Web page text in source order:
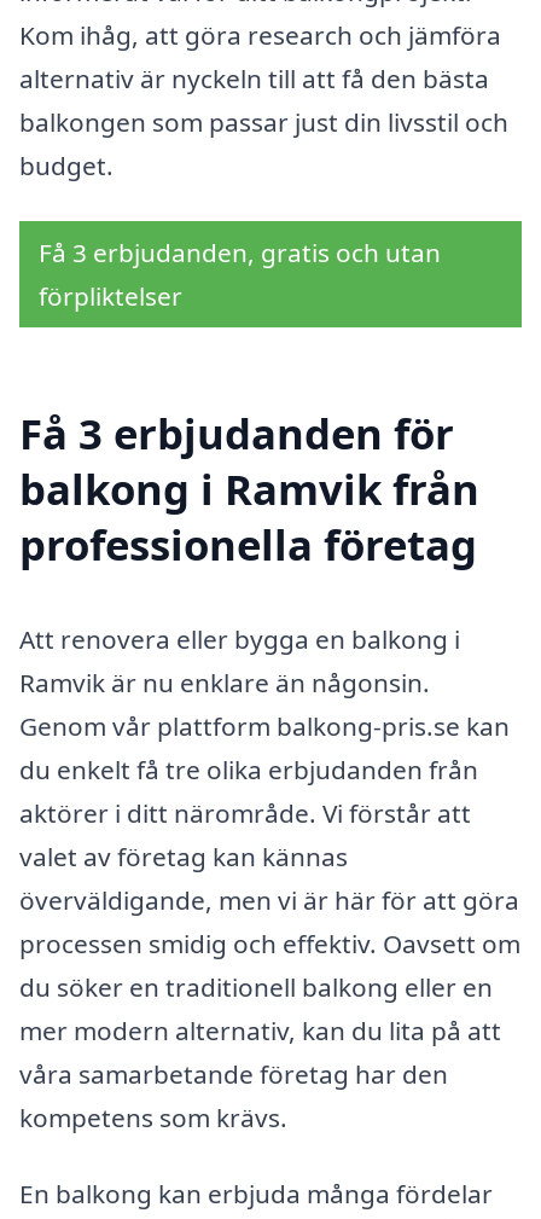
Kom ihåg, att göra research och jämföra
alternativ är nyckeln till att få den bästa
balkongen som passar just din livsstil och
budget.
Få 3 erbjudanden, gratis och utan
förpliktelser
Få 3 erbjudanden för
balkong i Ramvik från
professionella företag
Att renovera eller bygga en balkong i
Ramvik är nu enklare än någonsin.
Genom vår plattform balkong-pris.se kan
du enkelt få tre olika erbjudanden från
aktörer i ditt närområde. Vi förstår att
valet av företag kan kännas
överväldigande, men vi är här för att göra
processen smidig och effektiv. Oavsett om
du söker en traditionell balkong eller en
mer modern alternativ, kan du lita på att
våra samarbetande företag har den
kompetens som krävs.
En balkong kan erbjuda många fördelar